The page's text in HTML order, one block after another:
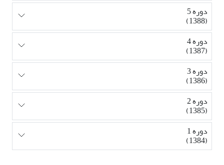
دوره 5
(1388)
دوره 4
(1387)
دوره 3
(1386)
دوره 2
(1385)
دوره 1
(1384)